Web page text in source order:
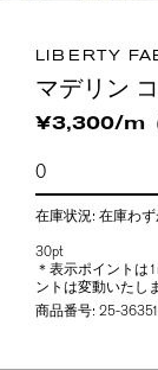
LIBERTY
マデリン
¥3,300/m
在庫状況: 在庫わ
30pt
＊表示ポイントは
ントは変動いたし
商品番号: 25-